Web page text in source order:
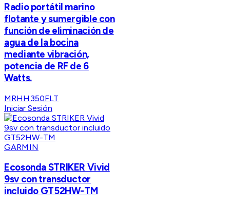
Radio portátil marino
flotante y sumergible con
función de eliminación de
agua de la bocina
mediante vibración,
potencia de RF de 6
Watts.
MRHH350FLT
Iniciar Sesión
GARMIN
Ecosonda STRIKER Vivid
9sv con transductor
incluido GT52HW-TM